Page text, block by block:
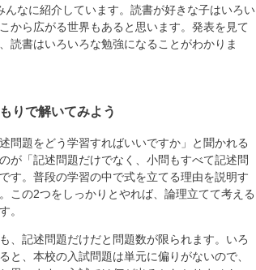
んなに紹介しています。読書が好きな子はいろい
から広がる世界もあると思います。発表を見て
読書はいろいろな勉強になることがわかりま
りで解いてみよう
問題をどう学習すればいいですか」と聞かれる
が「記述問題だけでなく、小問もすべて記述問
す。普段の学習の中で式を立てる理由を説明す
この2つをしっかりとやれば、論理立てて考える
。
、記述問題だけだと問題数が限られます。いろ
と、本校の入試問題は単元に偏りがないので、